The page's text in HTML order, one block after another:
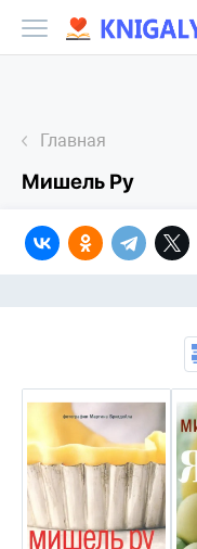
Главная
Мишель Ру